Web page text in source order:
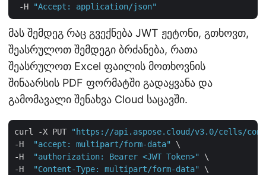
-H
"Accept: application/json"
მას შემდეგ რაც გვექნება JWT ჟეტონი, გთხოვთ,
შეასრულოთ შემდეგი ბრძანება, რათა
შეასრულოთ Excel ფაილის მოთხოვნის
შინაარსის PDF ფორმატში გადაყვანა და
გამომავალი შენახვა Cloud საცავში.
curl -X PUT
"https://api.aspose.cloud/v3.0/cells/
-H
"accept: multipart/form-data"
\
-H
"authorization: Bearer <JWT Token>"
\
-H
"Content-Type: multipart/form-data"
\